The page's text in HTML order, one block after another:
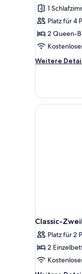
1
Platz für 4
2 Queen-
Weitere
Weitere
Zimmer
(Quad)
Classic-
Platz für 2
2